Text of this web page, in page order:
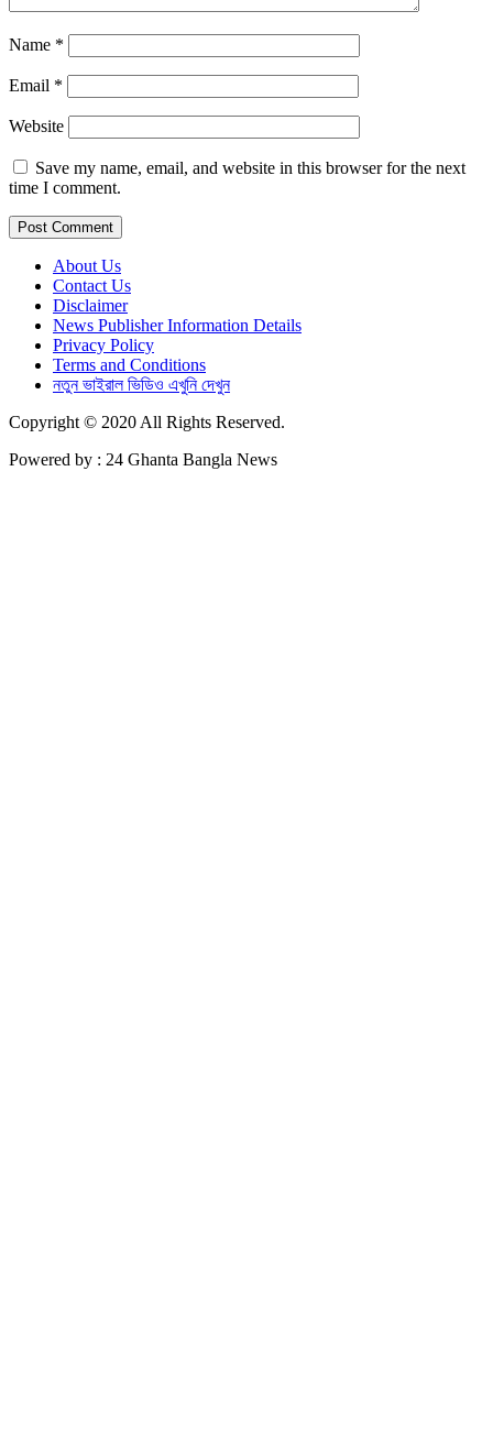
Name *
Email *
Website
Save my name, email, and website in this browser for the next
time I comment.
About Us
Contact Us
Disclaimer
News Publisher Information Details
Privacy Policy
Terms and Conditions
নতুন ভাইরাল ভিডিও এখুনি দেখুন
Copyright © 2020 All Rights Reserved.
Powered by : 24 Ghanta Bangla News